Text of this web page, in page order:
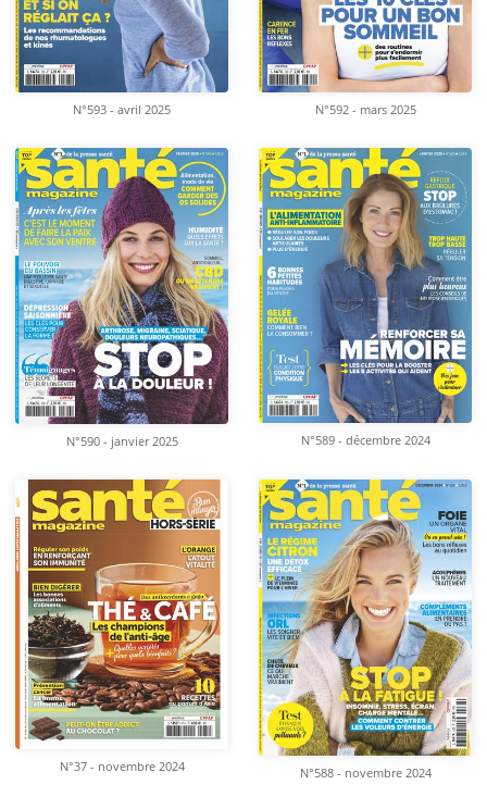
N°593 - avril 2025 N°592 - mars 2025
N°590 - janvier 2025 N°589 - décembre 2024
N°37 - novembre 2024 N°588 - novembre 2024